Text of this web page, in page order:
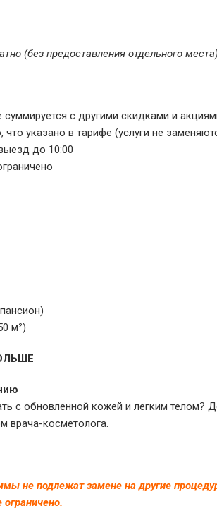
(без предоставления отдельного
суммируется с другими скидками и
указано в тарифе (услуги не
до 10:00
м²)
с обновленной кожей и легким телом?
врача-косметолога.
не подлежат замене на другие